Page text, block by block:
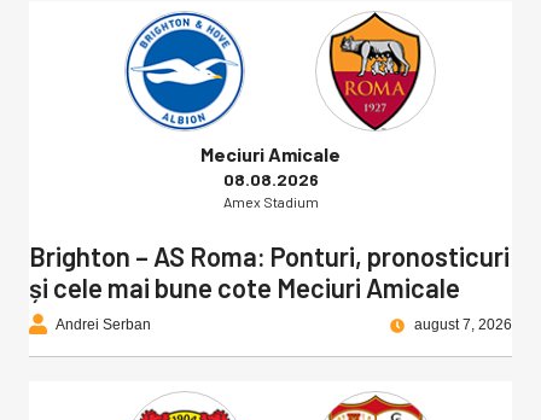
Meciuri Amicale
08.08.2026
Amex Stadium
Brighton – AS Roma: Ponturi, pronosticuri
și cele mai bune cote Meciuri Amicale
Andrei Serban august 7, 2026